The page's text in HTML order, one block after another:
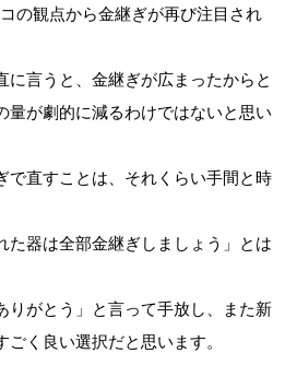
の観点から金継ぎが再び注目され
に言うと、金継ぎが広まったからと
量が劇的に減るわけではないと思い
で直すことは、それくらい手間と時
た器は全部金継ぎしましょう」とは
りがとう」と言って手放し、また新
ごく良い選択だと思います。